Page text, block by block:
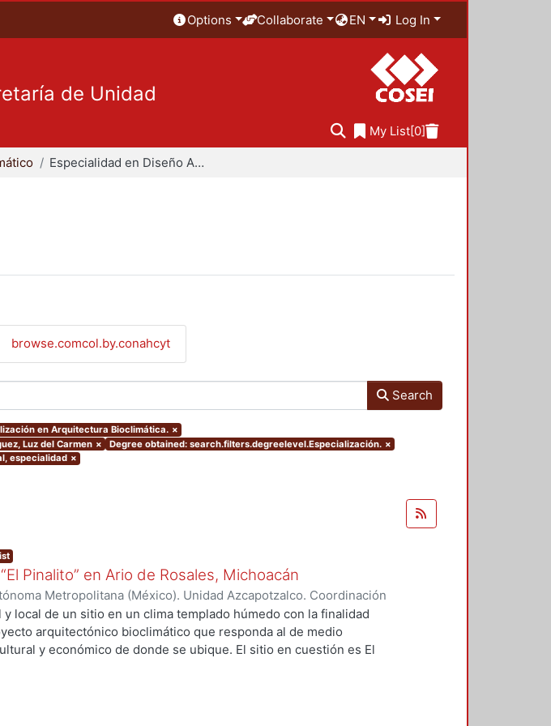
Options Collaborate EN Log In
de Unidad
My List[0]
Especialidad en Diseño Ambiental
browse.comcol.by.conahcyt
Search
en Arquitectura Bioclimática. ×
Luz del Carmen × Degree obtained: search.filters.degreelevel.Especialización. ×
especialidad ×
Pinalito” en Ario de Rosales, Michoacán
Metropolitana (México). Unidad Azcapotzalco. Coordinación
, 2006-07 )González Rodríguez, Luz del Carmen
y local de un sitio en un clima templado húmedo con la finalidad
arquitectónico bioclimático que responda al de medio
y económico de donde se ubique. El sitio en cuestión es El